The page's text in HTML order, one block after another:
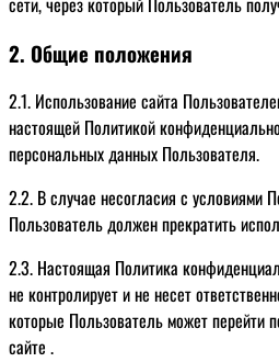
2. Общие положения
2.1. Использование сайта
настоящей Политикой
персональных данных Пользователя.
2.2. В случае несогласия с условиями
Пользователь должен прекратить
2.3. Настоящая Политика
не контролирует и не несет
которые Пользователь может перейти
сайте .